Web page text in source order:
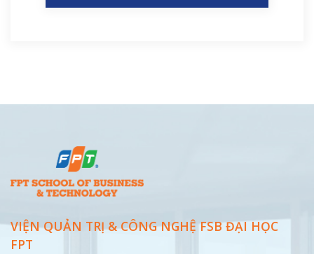
VIỆN QUẢN TRỊ & CÔNG NGHỆ FSB ĐẠI HỌC
FPT